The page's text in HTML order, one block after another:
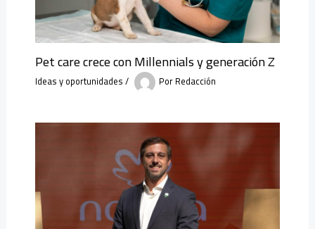
Pet care crece con Millennials y generación Z
Ideas y oportunidades/ PorRedacción